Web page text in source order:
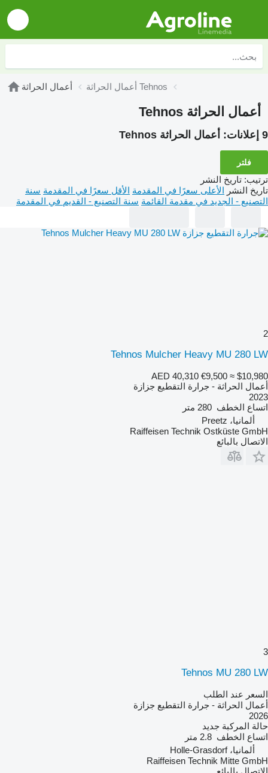
أعمال الحراثة أعمال الحراثة Tehnos
أعمال الحراثة Tehnos
9 إعلانات: أعمال الحراثة Tehnos
فلتر
ترتيب: تاريخ النشر
تاريخ النشر الأعلى سعرًا في المقدمة الأقل سعرًا في المقدمة سنة
التصنيع - الجديد في مقدمة القائمة سنة التصنيع - القديم في المقدمة
2
Tehnos Mulcher Heavy MU 280 LW
AED 40,310 €9,500 ≈ $10,980
أعمال الحراثة - جرارة التقطيع جزازة
2023
اتساع الخطف 280 متر
ألمانيا، Preetz
Raiffeisen Technik Ostküste GmbH
الاتصال بالبائع
3
Tehnos MU 280 LW
السعر عند الطلب
أعمال الحراثة - جرارة التقطيع جزازة
2026
حالة المركبة جديد
اتساع الخطف 2.8 متر
ألمانيا، Holle-Grasdorf
Raiffeisen Technik Mitte GmbH
الاتصال بالبائع